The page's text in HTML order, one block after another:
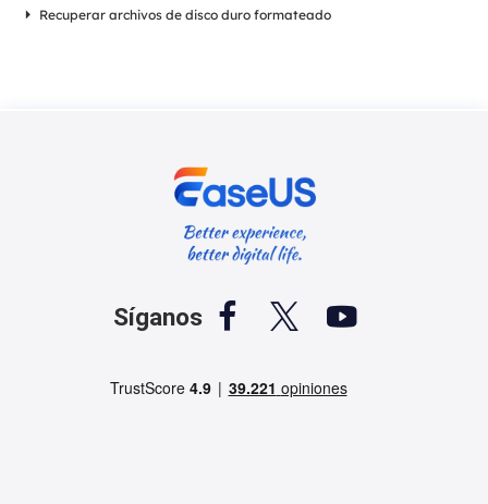
Recuperar archivos de disco duro formateado
Síganos   